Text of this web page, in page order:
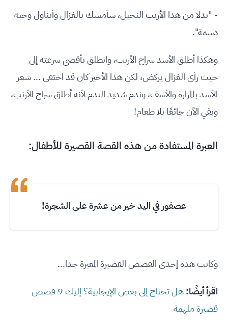
- "بدلا من هذا الأرنب النحيل، سأمسك بالغزال وأتناول وجبة
دسمة".
وهكذا أطلق الأسد سراح الأرنب، وانطلق بأقصى سرعته إلى
حيث رأى الغزال يركض، لكن هذا الأخير كان قد اختفى ... شعر
الأسد بالمرارة والأسف، وندم شديد الندم لأنه أطلق سراح الأرنب،
وبقي الآن جائعًا بلا طعام!
العبرة المستفادة من هذه القصة القصيرة للأطفال:
عصفور في اليد خير من عشرة على الشجرة!
وكانت هذه إحدى القصص القصيرة المعبرة جدا...
اقرأ أيضًا:
هل تحتاج إلى بعض الإيجابية؟ إليك 9 قصص
قصيرة ملهمة